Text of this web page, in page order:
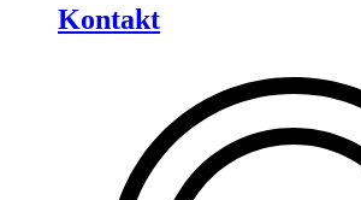
Kontakt